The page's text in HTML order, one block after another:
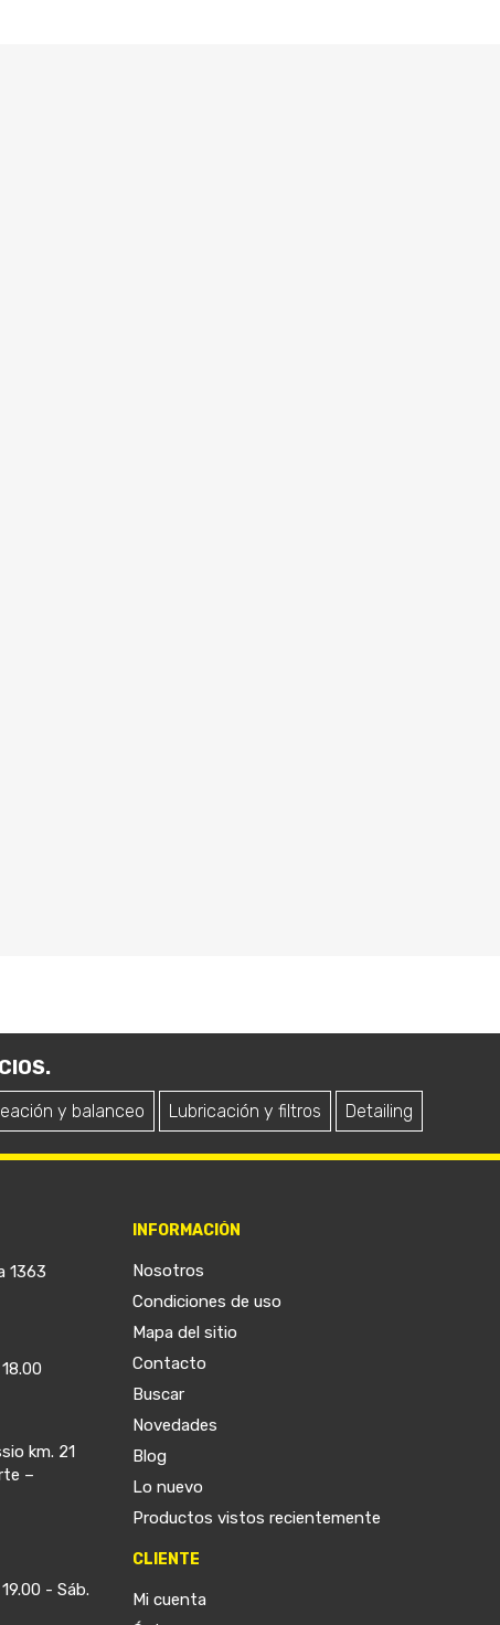
y balanceo Lubricación y filtros Detailing
1363
km. 21
–
- Sáb.
INFORMACIÓN
Nosotros
Condiciones de uso
Mapa del sitio
Contacto
Buscar
Novedades
Blog
Lo nuevo
Productos vistos recientemente
CLIENTE
Mi cuenta